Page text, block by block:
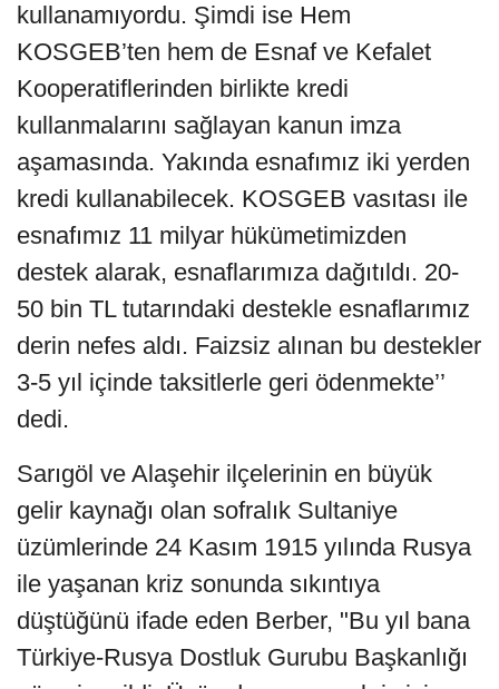
kullanamıyordu. Şimdi ise Hem
KOSGEB’ten hem de Esnaf ve Kefalet
Kooperatiflerinden birlikte kredi
kullanmalarını sağlayan kanun imza
aşamasında. Yakında esnafımız iki yerden
kredi kullanabilecek. KOSGEB vasıtası ile
esnafımız 11 milyar hükümetimizden
destek alarak, esnaflarımıza dağıtıldı. 20-
50 bin TL tutarındaki destekle esnaflarımız
derin nefes aldı. Faizsiz alınan bu destekler
3-5 yıl içinde taksitlerle geri ödenmekte’’
dedi.
Sarıgöl ve Alaşehir ilçelerinin en büyük
gelir kaynağı olan sofralık Sultaniye
üzümlerinde 24 Kasım 1915 yılında Rusya
ile yaşanan kriz sonunda sıkıntıya
düştüğünü ifade eden Berber, "Bu yıl bana
Türkiye-Rusya Dostluk Gurubu Başkanlığı